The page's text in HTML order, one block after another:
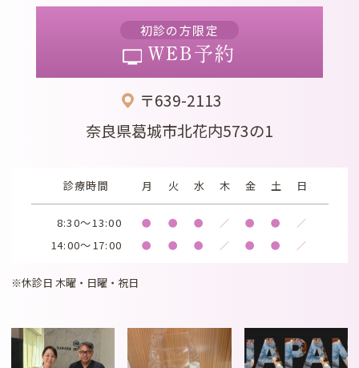
初診の方限定
WEB予約
〒639-2113
奈良県葛城市北花内573の1
診療時間 月 火 水 木 金 土 日
8:30～13:00 ● ● ● ／ ● ● ／
14:00～17:00 ● ● ● ／ ● ● ／
※休診日 木曜・日曜・祝日